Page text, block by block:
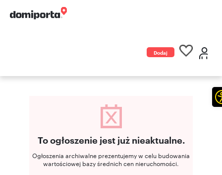
Dodaj
To ogłoszenie jest już nieaktualne.
Ogłoszenia archiwalne prezentujemy w celu budowania
wartościowej bazy średnich cen nieruchomości.